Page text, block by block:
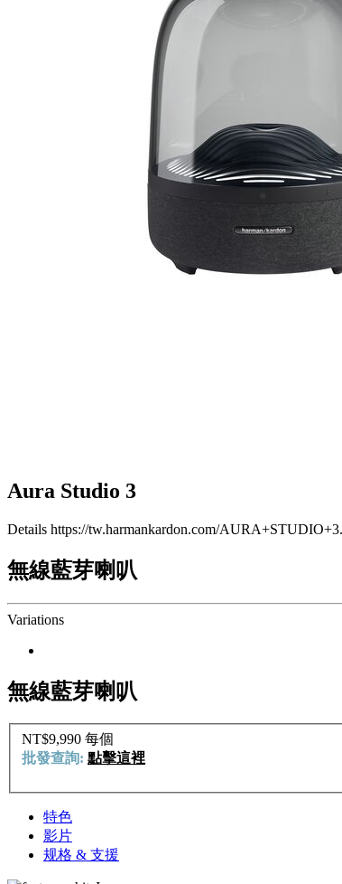
Aura Studio 3
Details https://tw.harmankardon.com/
無線藍芽喇叭
Variations
無線藍芽喇叭
NT$9,990 每個
批發查詢: 點擊這裡
特色
影片
规格 & 支援